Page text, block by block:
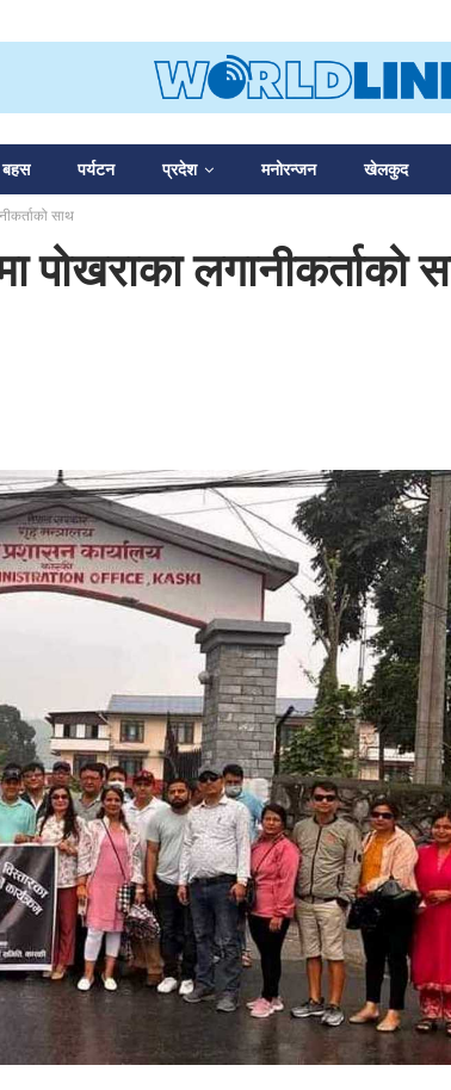
बहस पर्यटन प्रदेश मनोरन्जन खेलकुद
साथ
पोखराका लगानीकर्ताको